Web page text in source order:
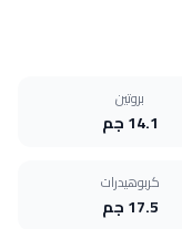
بروتين
14.1 جم
كربوهيدرات
17.5 جم